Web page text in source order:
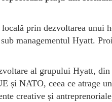
prin dezvoltarea unui
managementul Hyatt.
al grupului Hyatt,
și NATO, ceea ce atrage
creative și